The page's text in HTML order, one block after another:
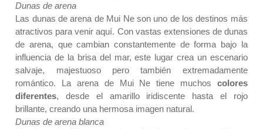
Dunas de arena
Las dunas de arena de Mui Ne son uno de los destinos más
atractivos para venir aquí. Con vastas extensiones de dunas
de arena, que cambian constantemente de forma bajo la
influencia de la brisa del mar, este lugar crea un escenario
salvaje, majestuoso pero también extremadamente
romántico. La arena de Mui Ne tiene muchos colores
diferentes, desde el amarillo iridiscente hasta el rojo
brillante, creando una hermosa imagen natural.
Dunas de arena blanca